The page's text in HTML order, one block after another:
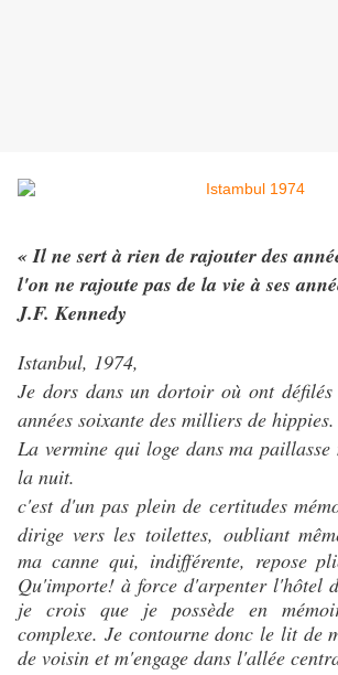
« Il ne sert à rien de rajouter des
l'on ne rajoute pas de la vie à ses
J.F. Kennedy
Istanbul, 1974,
Je dors dans un dortoir où ont
années soixante des milliers de hippies.
La vermine qui loge dans ma
la nuit.
c'est d'un pas plein de certitudes
dirige vers lestoilettes, oubliant
ma canne qui, indifférente, repose
Qu'importe! à force d'arpenter l'hôtel
je crois que je possède en
complexe. Je contourne donc le lit de
de voisin et m'engage dans l'allée